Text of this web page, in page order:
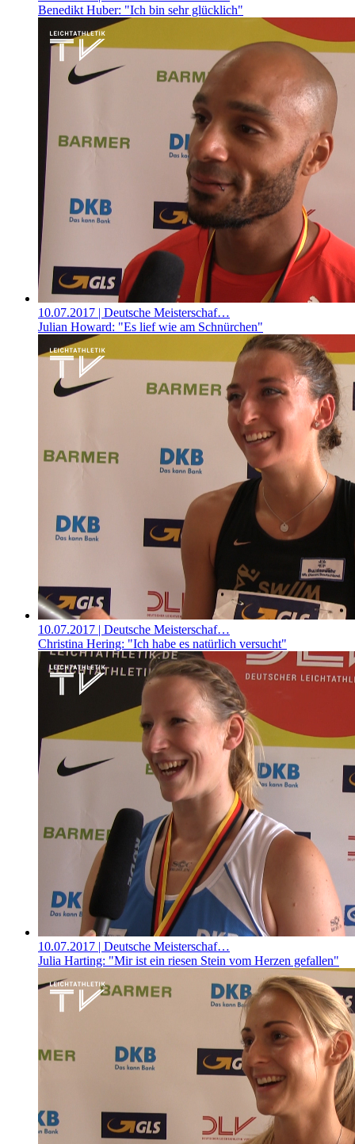
Benedikt Huber: "Ich bin sehr glücklich"
10.07.2017 | Deutsche Meisterschaf…
Julian Howard: "Es lief wie am Schnürchen"
10.07.2017 | Deutsche Meisterschaf…
Christina Hering: "Ich habe es natürlich versucht"
10.07.2017 | Deutsche Meisterschaf…
Julia Harting: "Mir ist ein riesen Stein vom Herzen gefallen"